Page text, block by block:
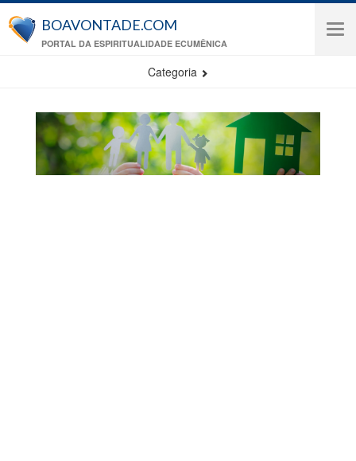
Pular para o conteúdo principal
BOAVONTADE.COM
PORTAL DA ESPIRITUALIDADE ECUMÊNICA
Categoria